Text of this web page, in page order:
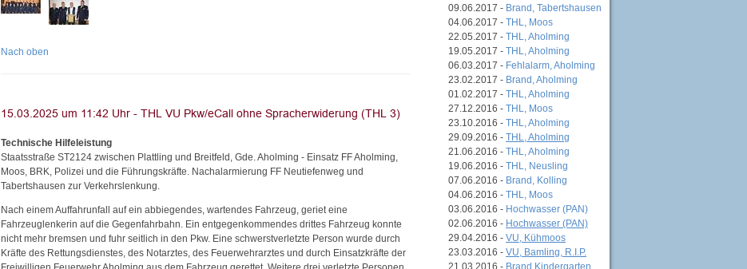
Nach oben
Technische Hilfeleistung
Staatsstraße ST2124 zwischen Plattling und Breitfeld, Gde. Aholming - Einsatz FF Aholming,
Moos, BRK, Polizei und die Führungskräfte. Nachalarmierung FF Neutiefenweg und
Tabertshausen zur Verkehrslenkung.
Nach einem Auffahrunfall auf ein abbiegendes, wartendes Fahrzeug, geriet eine
Fahrzeuglenkerin auf die Gegenfahrbahn. Ein entgegenkommendes drittes Fahrzeug konnte
nicht mehr bremsen und fuhr seitlich in den Pkw. Eine schwerstverletzte Person wurde durch
Kräfte des Rettungsdienstes, des Notarztes, des Feuerwehrarztes und durch Einsatzkräfte der
09.06.2017 - Brand, Tabertshausen
04.06.2017 - THL, Moos
22.05.2017 - THL, Aholming
19.05.2017 - THL, Aholming
06.03.2017 - Fehlalarm, Aholming
23.02.2017 - Brand, Aholming
01.02.2017 - THL, Aholming
27.12.2016 - THL, Moos
23.10.2016 - THL, Aholming
29.09.2016 - THL, Aholming
21.06.2016 - THL, Aholming
19.06.2016 - THL, Neusling
07.06.2016 - Brand, Kolling
04.06.2016 - THL, Moos
03.06.2016 - Hochwasser (PAN)
02.06.2016 - Hochwasser (PAN)
29.04.2016 - VU, Kühmoos
23.03.2016 - VU, Bamling, R.I.P.
21.03.2016 - Brand Kindergarten